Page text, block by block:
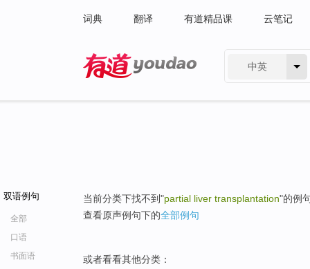
词典 翻译 有道精品课 云笔记
中英
双语例句
全部
口语
书面语
当前分类下找不到"partial liver transplantation"的例
查看原声例句下的全部例句
或者看看其他分类：